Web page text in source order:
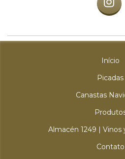
Início
Picadas
Canastas
Almacén 1249 | Vinos
Contato